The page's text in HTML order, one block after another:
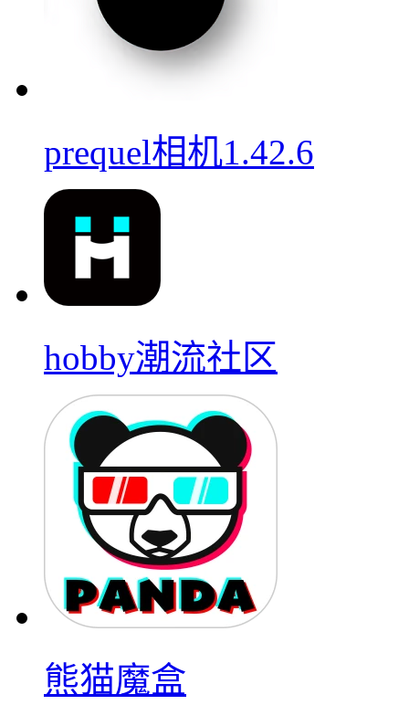
prequel相机1.42.6
hobby潮流社区
熊猫魔盒